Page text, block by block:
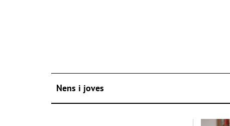
Nens i joves